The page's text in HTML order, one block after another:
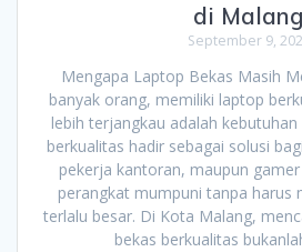
di Malang
September 9,
Mengapa Laptop Bekas Masih
banyak orang, memiliki laptop
lebih terjangkau adalah
berkualitas hadir sebagai solusi
pekerja kantoran, maupun
perangkat mumpuni tanpa harus
terlalu besar. Di Kota Malang,
bekas berkualitas